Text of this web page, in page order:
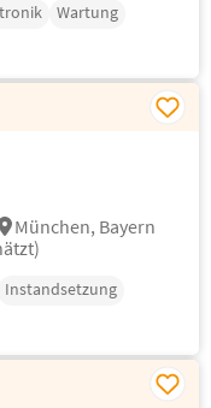
Wartung
München, Bayern
Instandsetzung